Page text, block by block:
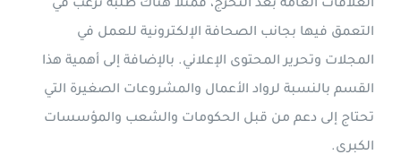
العلاقات العامة بعد التخرج، فمثلاً هناك طلبة ترغب في
التعمق فيها بجانب الصحافة الإلكترونية للعمل في
المجلات وتحرير المحتوى الإعلاني. بالإضافة إلى أهمية هذا
القسم بالنسبة لرواد الأعمال والمشروعات الصغيرة التي
تحتاج إلى دعم من قبل الحكومات والشعب والمؤسسات
الكبرى.